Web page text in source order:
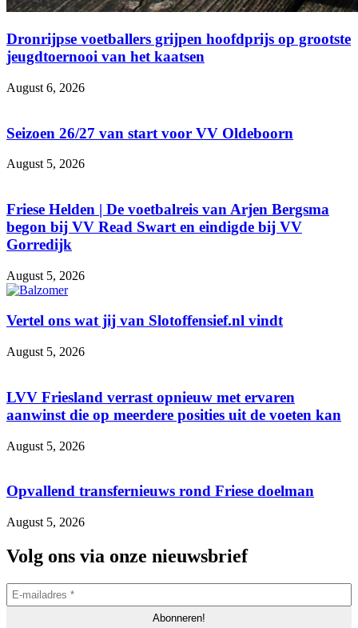
Dronrijpse voetballers grijpen hoofdprijs op grootste
jeugdtoernooi van het kaatsen
August 6, 2026
Seizoen 26/27 van start voor VV Oldeboorn
August 5, 2026
Friese Helden | De voetbalreis van Arjen Bergsma
begon bij VV Read Swart en eindigde bij VV
Gorredijk
August 5, 2026
Vertel ons wat jij van Slotoffensief.nl vindt
August 5, 2026
LVV Friesland verrast opnieuw met ervaren
aanwinst die op meerdere posities uit de voeten kan
August 5, 2026
Opvallend transfernieuws rond Friese doelman
August 5, 2026
Volg ons via onze nieuwsbrief